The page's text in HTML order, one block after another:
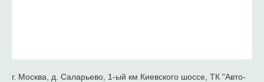
г. Москва, д. Саларьево, 1-ый км Киевского шоссе, ТК "Авто-